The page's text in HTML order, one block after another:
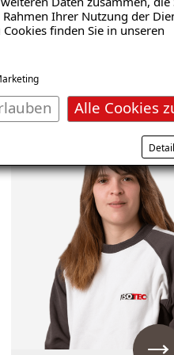
Ihrer Nutzung der
finden Sie in unseren
Alle Cookies
Fachberater
Baufeuchteschäden-